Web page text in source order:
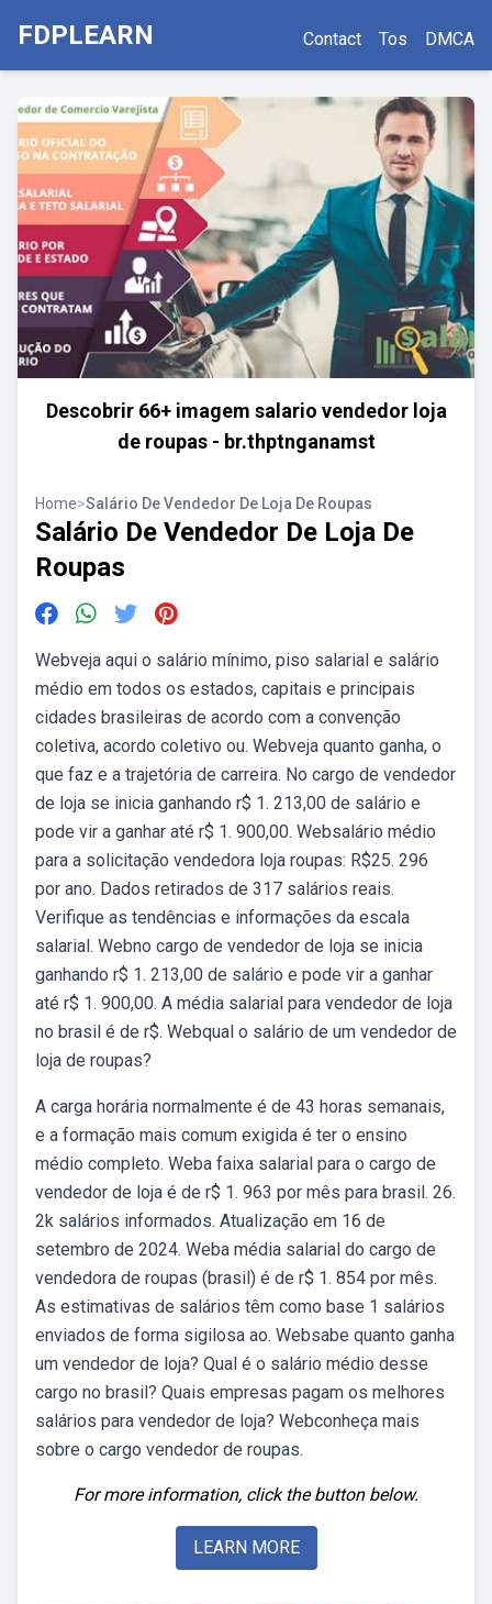
FDPLEARN Contact Tos DMCA
Descobrir 66+ imagem salario vendedor loja
de roupas - br.thptnganamst
Home>Salário De Vendedor De Loja De Roupas
Salário De Vendedor De Loja De
Roupas
Webveja aqui o salário mínimo, piso salarial e salário
médio em todos os estados, capitais e principais
cidades brasileiras de acordo com a convenção
coletiva, acordo coletivo ou. Webveja quanto ganha, o
que faz e a trajetória de carreira. No cargo de vendedor
de loja se inicia ganhando r$ 1. 213,00 de salário e
pode vir a ganhar até r$ 1. 900,00. Websalário médio
para a solicitação vendedora loja roupas: R$25. 296
por ano. Dados retirados de 317 salários reais.
Verifique as tendências e informações da escala
salarial. Webno cargo de vendedor de loja se inicia
ganhando r$ 1. 213,00 de salário e pode vir a ganhar
até r$ 1. 900,00. A média salarial para vendedor de loja
no brasil é de r$. Webqual o salário de um vendedor de
loja de roupas?
A carga horária normalmente é de 43 horas semanais,
e a formação mais comum exigida é ter o ensino
médio completo. Weba faixa salarial para o cargo de
vendedor de loja é de r$ 1. 963 por mês para brasil. 26.
2k salários informados. Atualização em 16 de
setembro de 2024. Weba média salarial do cargo de
vendedora de roupas (brasil) é de r$ 1. 854 por mês.
As estimativas de salários têm como base 1 salários
enviados de forma sigilosa ao. Websabe quanto ganha
um vendedor de loja? Qual é o salário médio desse
cargo no brasil? Quais empresas pagam os melhores
salários para vendedor de loja? Webconheça mais
sobre o cargo vendedor de roupas.
For more information, click the button below.
LEARN MORE